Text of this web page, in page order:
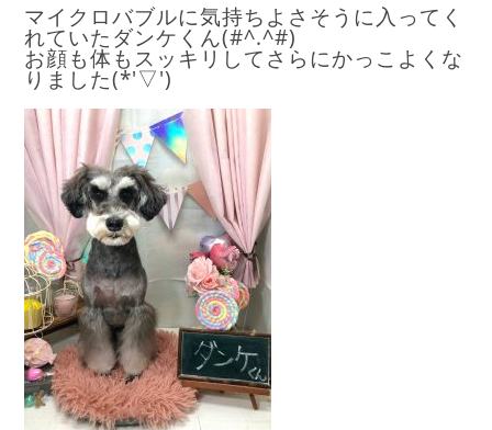
マイクロバブルに気持ちよさそうに入ってく
れていたダンケくん(#^.^#)
お顔も体もスッキリしてさらにかっこよくな
りました(*'▽')